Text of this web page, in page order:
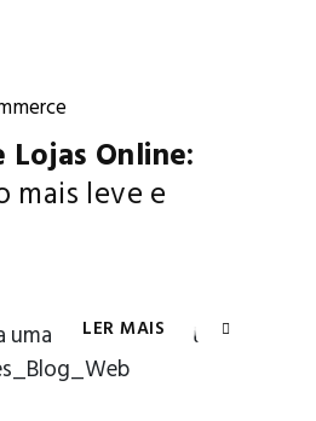
Online:
mais leve e
LER MAIS